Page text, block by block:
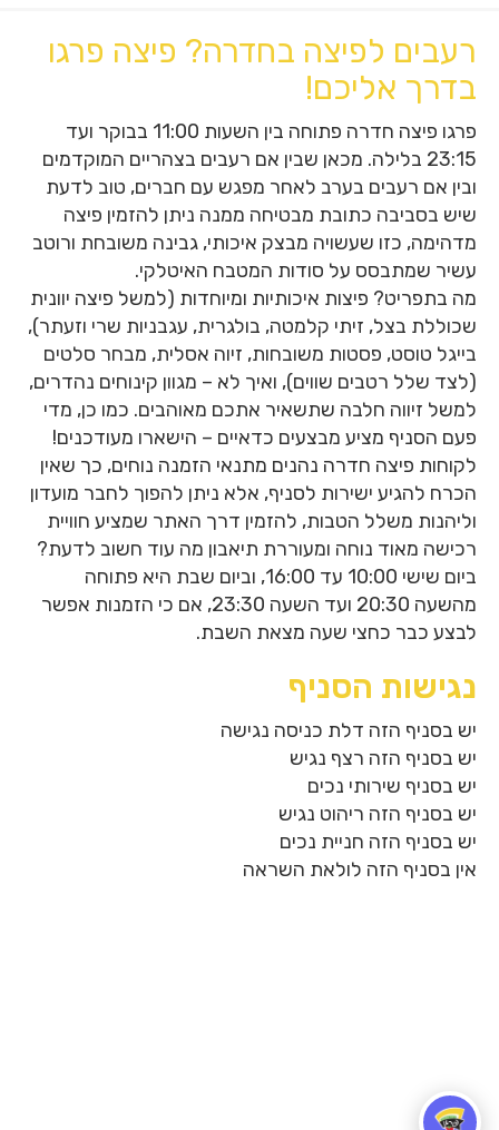
רעבים לפיצה בחדרה? פיצה פרגו
בדרך אליכם!
פרגו פיצה חדרה פתוחה בין השעות 11:00 בבוקר ועד
23:15 בלילה. מכאן שבין אם רעבים בצהריים המוקדמים
ובין אם רעבים בערב לאחר מפגש עם חברים, טוב לדעת
שיש בסביבה כתובת מבטיחה ממנה ניתן להזמין פיצה
מדהימה, כזו שעשויה מבצק איכותי, גבינה משובחת ורוטב
עשיר שמתבסס על סודות המטבח האיטלקי.
מה בתפריט? פיצות איכותיות ומיוחדות (למשל פיצה יוונית
שכוללת בצל, זיתי קלמטה, בולגרית, עגבניות שרי וזעתר),
בייגל טוסט, פסטות משובחות, זיוה אסלית, מבחר סלטים
(לצד שלל רטבים שווים), ואיך לא – מגוון קינוחים נהדרים,
למשל זיווה חלבה שתשאיר אתכם מאוהבים. כמו כן, מדי
פעם הסניף מציע מבצעים כדאיים – הישארו מעודכנים!
לקוחות פיצה חדרה נהנים מתנאי הזמנה נוחים, כך שאין
הכרח להגיע ישירות לסניף, אלא ניתן להפוך לחבר מועדון
וליהנות משלל הטבות, להזמין דרך האתר שמציע חוויית
רכישה מאוד נוחה ומעוררת תיאבון מה עוד חשוב לדעת?
ביום שישי 10:00 עד 16:00, וביום שבת היא פתוחה
מהשעה 20:30 ועד השעה 23:30, אם כי הזמנות אפשר
לבצע כבר כחצי שעה מצאת השבת.
נגישות הסניף
יש בסניף הזה דלת כניסה נגישה
יש בסניף הזה רצף נגיש
יש בסניף שירותי נכים
יש בסניף הזה ריהוט נגיש
יש בסניף הזה חניית נכים
אין בסניף הזה לולאת השראה